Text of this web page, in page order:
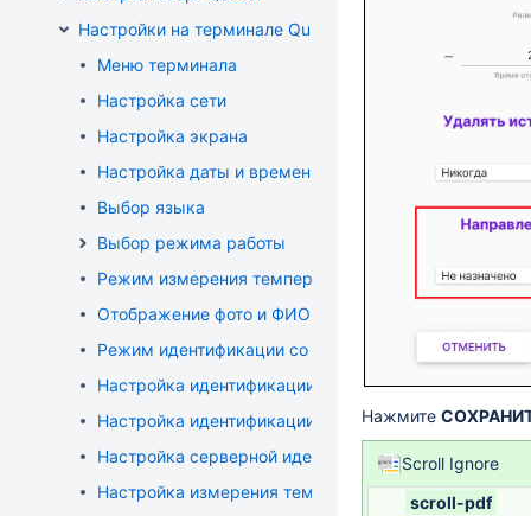
Настройки на терминале Quasar
Меню терминала
Настройка сети
Настройка экрана
Настройка даты и времени
Выбор языка
Выбор режима работы
Режим измерения температуры без идентификации
Отображение фото и ФИО при успешной
Режим идентификации со входом в личный кабинет
Настройка идентификации по QR-кодам
Настройка идентификации по RFID-картам
Настройка серверной идентификации
Настройка измерения температуры
Нажмите
Scroll Ignore
scroll-pdf